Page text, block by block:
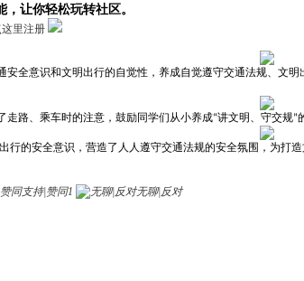
让你轻松玩转社区。
这里注册
全意识和文明出行的自觉性，养成自觉遵守交通法规、文
走路、乘车时的注意 ，鼓励同学们从小养成“讲文明、守交规”
的安全意识，营造了人人遵守交通法规的安全氛围，为打造
支持|赞同1
无聊|反对